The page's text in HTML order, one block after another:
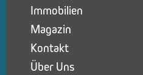
Immobilien
Magazin
Kontakt
Über Uns